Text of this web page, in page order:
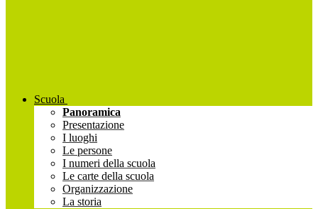
Scuola
Panoramica
Presentazione
I luoghi
Le persone
I numeri della scuola
Le carte della scuola
Organizzazione
La storia